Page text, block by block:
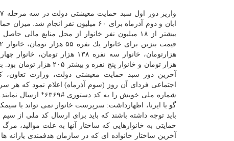
ابان و دوم آذرماه برای ۶۰ میلیون نفر انجام شد.
بیشتر از ۱۸ میلیون نفر خانوار از محل منابع مالی
هزار تومان و خانوار پنج نفره و بیشتر ۲۰۵
آخرین دور سبد حمایت معیشتی دولت، وزارت تعاون،
اجتماعی فردای آن روز (سوم آذرماه) اعلام نمود كه هر
شماره ملی خویش را
گو با ایرنا، اظهارداشت: سرپرست خانوار نمی تواند با
باید توجه داشته باشند كه باید برای ارسال كد ملی از
حمایتی به خانوارهایی كه ساختار آنها به علت موالید،
آخرین ساختار خانواده ای كه در سازمان هدفمندی